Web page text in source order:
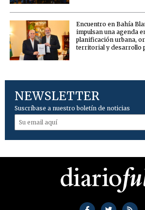
Encuentro en Bahía
impulsan una agenda
planificación urbana,
territorial y desarrollo
NEWSLETTER
Suscríbase a nuestro boletín de noticias